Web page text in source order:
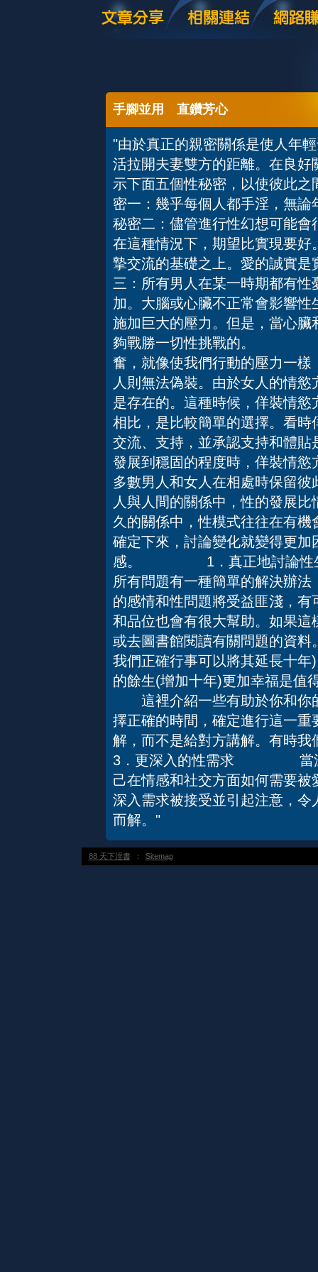
手腳並用 直鑽芳心
"由於真正的親密關係是使人年
活拉開夫妻雙方的距離。在良
示下面五個性秘密，以使彼
密一：幾乎每個人都手淫
秘密二：儘管進行性幻想可能
在這種情況下，期望比實現要
摯交流的基礎之上。愛的誠
三：所有男人在某一時期都有
加。大腦或心臟不正常會影響
施加巨大的壓力。但是，當心
夠戰勝一切性挑戰的。 秘
奮，就像使我們行動的壓力一
人則無法偽裝。由於女人的情
是存在的。這種時候，佯裝情
相比，是比較簡單的選擇。看
交流、支持，並承認支持和體
發展到穩固的程度時，佯裝
多數男人和女人在相處時保留
人與人間的關係中，性的發展
久的關係中，性模式往往在有
確定下來，討論變化就變得更
感。 1．真正地討論性
所有問題有一種簡單的解決辦
的感情和性問題將受益匪淺，
和品位也會有很大幫助。如果
或去圖書館閱讀有關問題的資
我們正確行事可以將其延長十
的餘生(增加十年)更加幸
這裡介紹一些有助於你和你
擇正確的時間，確定進行這一
解，而不是給對方講解。
3．更深入的性需求 當深入
己在情感和社交方面如何需要
深入需求被接受並引起注意，
而解。"
88 天下淫書 ： Sitemap